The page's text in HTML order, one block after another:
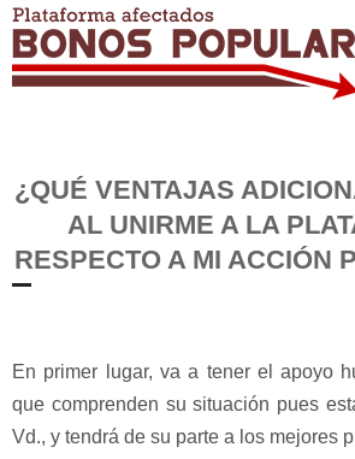
¿QUÉ VENTAJAS
AL UNIRME A LA
RESPECTO A MI ACCIÓN
En primer lugar, va a tener el apoyo
que comprenden su situación pues
Vd., y tendrá de su parte a los mejores